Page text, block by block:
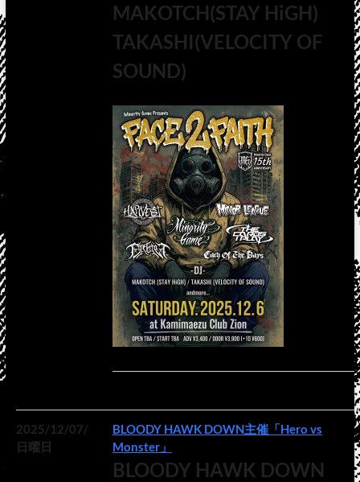
MAKOTCH(STAY HiGH)
TAKASHI(VELOCITY OF
SOUND)
2025/12/07/
日曜日
BLOODY HAWK DOWN主催「Hero vs
Monster」
BLOODY HAWK DOWN